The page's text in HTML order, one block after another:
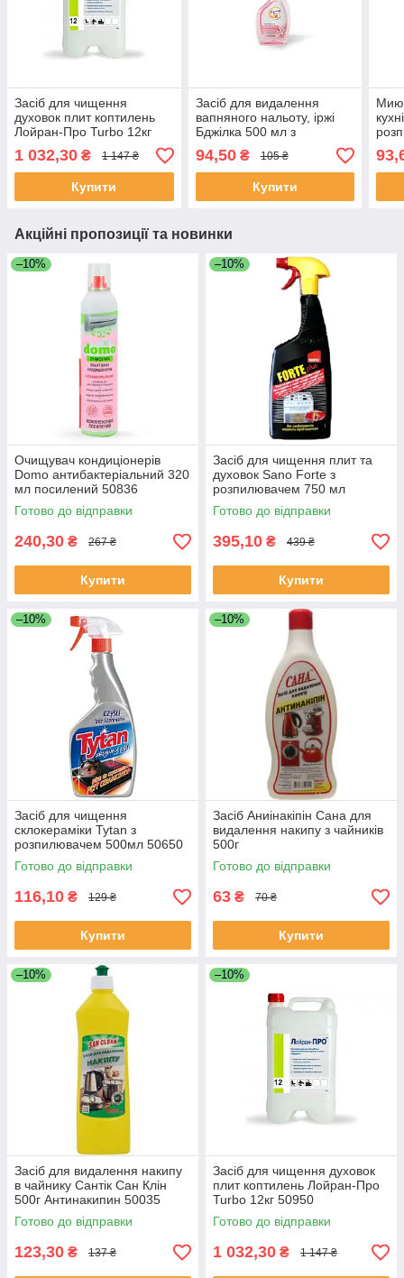
Засіб для чищення
духовок плит коптилень
Лойран-Про Turbo 12кг
50950
1 032,30 ₴ 1 147 ₴
Купити
Засіб для видалення
вапняного нальоту, іржі
Бджілка 500 мл з
розпилювачем (типу
СІЛЛІТ)
94,50₴ 105 ₴
Купити
Акційні пропозиції та новинки
–10%
Очищувач кондиціонерів
Domo антибактеріальний 320
мл посилений 50836
Готово до відправки
240,30 ₴ 267 ₴
Купити
–10%
Засіб для чищення плит та
духовок Sano Forte з
розпилювачем 750 мл
Готово до відправки
395,10 ₴ 439 ₴
Купити
–10%
Засіб для чищення
склокераміки Tytan з
розпилювачем 500мл 50650
Готово до відправки
116,10 ₴ 129 ₴
Купити
–10%
Засіб Аниінакіпін Сана для
видалення накипу з чайників
500г
Готово до відправки
63 ₴ 70 ₴
Купити
–10%
Засіб для видалення накипу
в чайнику Сантік Caн Клін
500г Антинакипин 50035
Готово до відправки
123,30 ₴ 137 ₴
–10%
Засіб для чищення духовок
плит коптилень Лойран-Про
Turbo 12кг 50950
Готово до відправки
1 032,30 ₴ 1 147 ₴